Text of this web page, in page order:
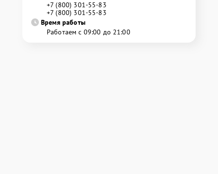
+7 (800) 301-55-83
+7 (800) 301-55-83
Время работы
Работаем с 09:00 до 21:00